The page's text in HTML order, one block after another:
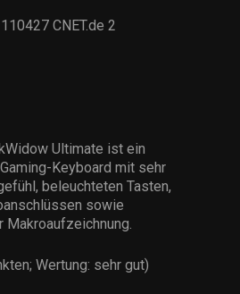
Ultimate ist ein
Keyboard mit sehr
beleuchteten Tasten,
sowie
Makroaufzeichnung.
Wertung: sehr gut)